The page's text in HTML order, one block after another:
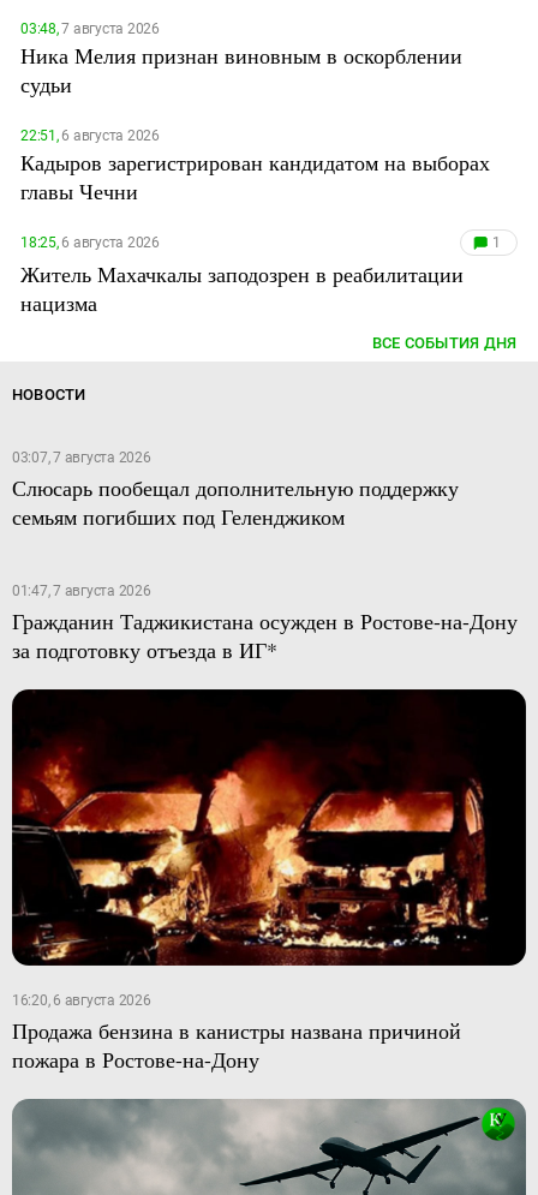
03:48,7 августа 2026
Ника Мелия признан виновным в оскорблении
судьи
22:51,6 августа 2026
Кадыров зарегистрирован кандидатом на выборах
главы Чечни
18:25,6 августа 2026 1
Житель Махачкалы заподозрен в реабилитации
нацизма
ВСЕ СОБЫТИЯ ДНЯ
НОВОСТИ
03:07, 7 августа 2026
Слюсарь пообещал дополнительную поддержку
семьям погибших под Геленджиком
01:47, 7 августа 2026
Гражданин Таджикистана осужден в Ростове-на-Дону
за подготовку отъезда в ИГ*
16:20, 6 августа 2026
Продажа бензина в канистры названа причиной
пожара в Ростове-на-Дону